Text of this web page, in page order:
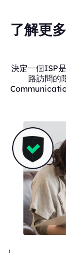
了解更
決定一個ISP
路訪問的